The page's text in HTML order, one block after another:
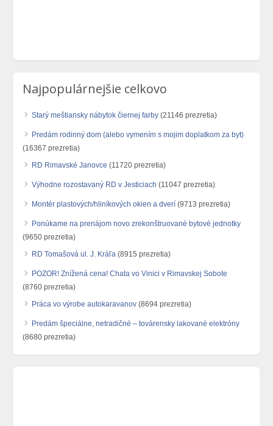
Najpopulárnejšie celkovo
Starý meštiansky nábytok čiernej farby (21146 prezretia)
Predám rodinný dom (alebo vymením s mojim doplatkom za byt)
(16367 prezretia)
RD Rimavské Janovce (11720 prezretia)
Výhodne rozostavaný RD v Jesticiach (11047 prezretia)
Montér plastových/hliníkových okien a dverí (9713 prezretia)
Ponúkame na prenájom novo zrekonštruované bytové jednotky
(9650 prezretia)
RD Tomašová ul. J. Kráľa (8915 prezretia)
POZOR! Znížená cena! Chata vo Vinici v Rimavskej Sobote
(8760 prezretia)
Práca vo výrobe autokaravanov (8694 prezretia)
Predám špeciálne, netradičné – továrensky lakované elektróny
(8680 prezretia)